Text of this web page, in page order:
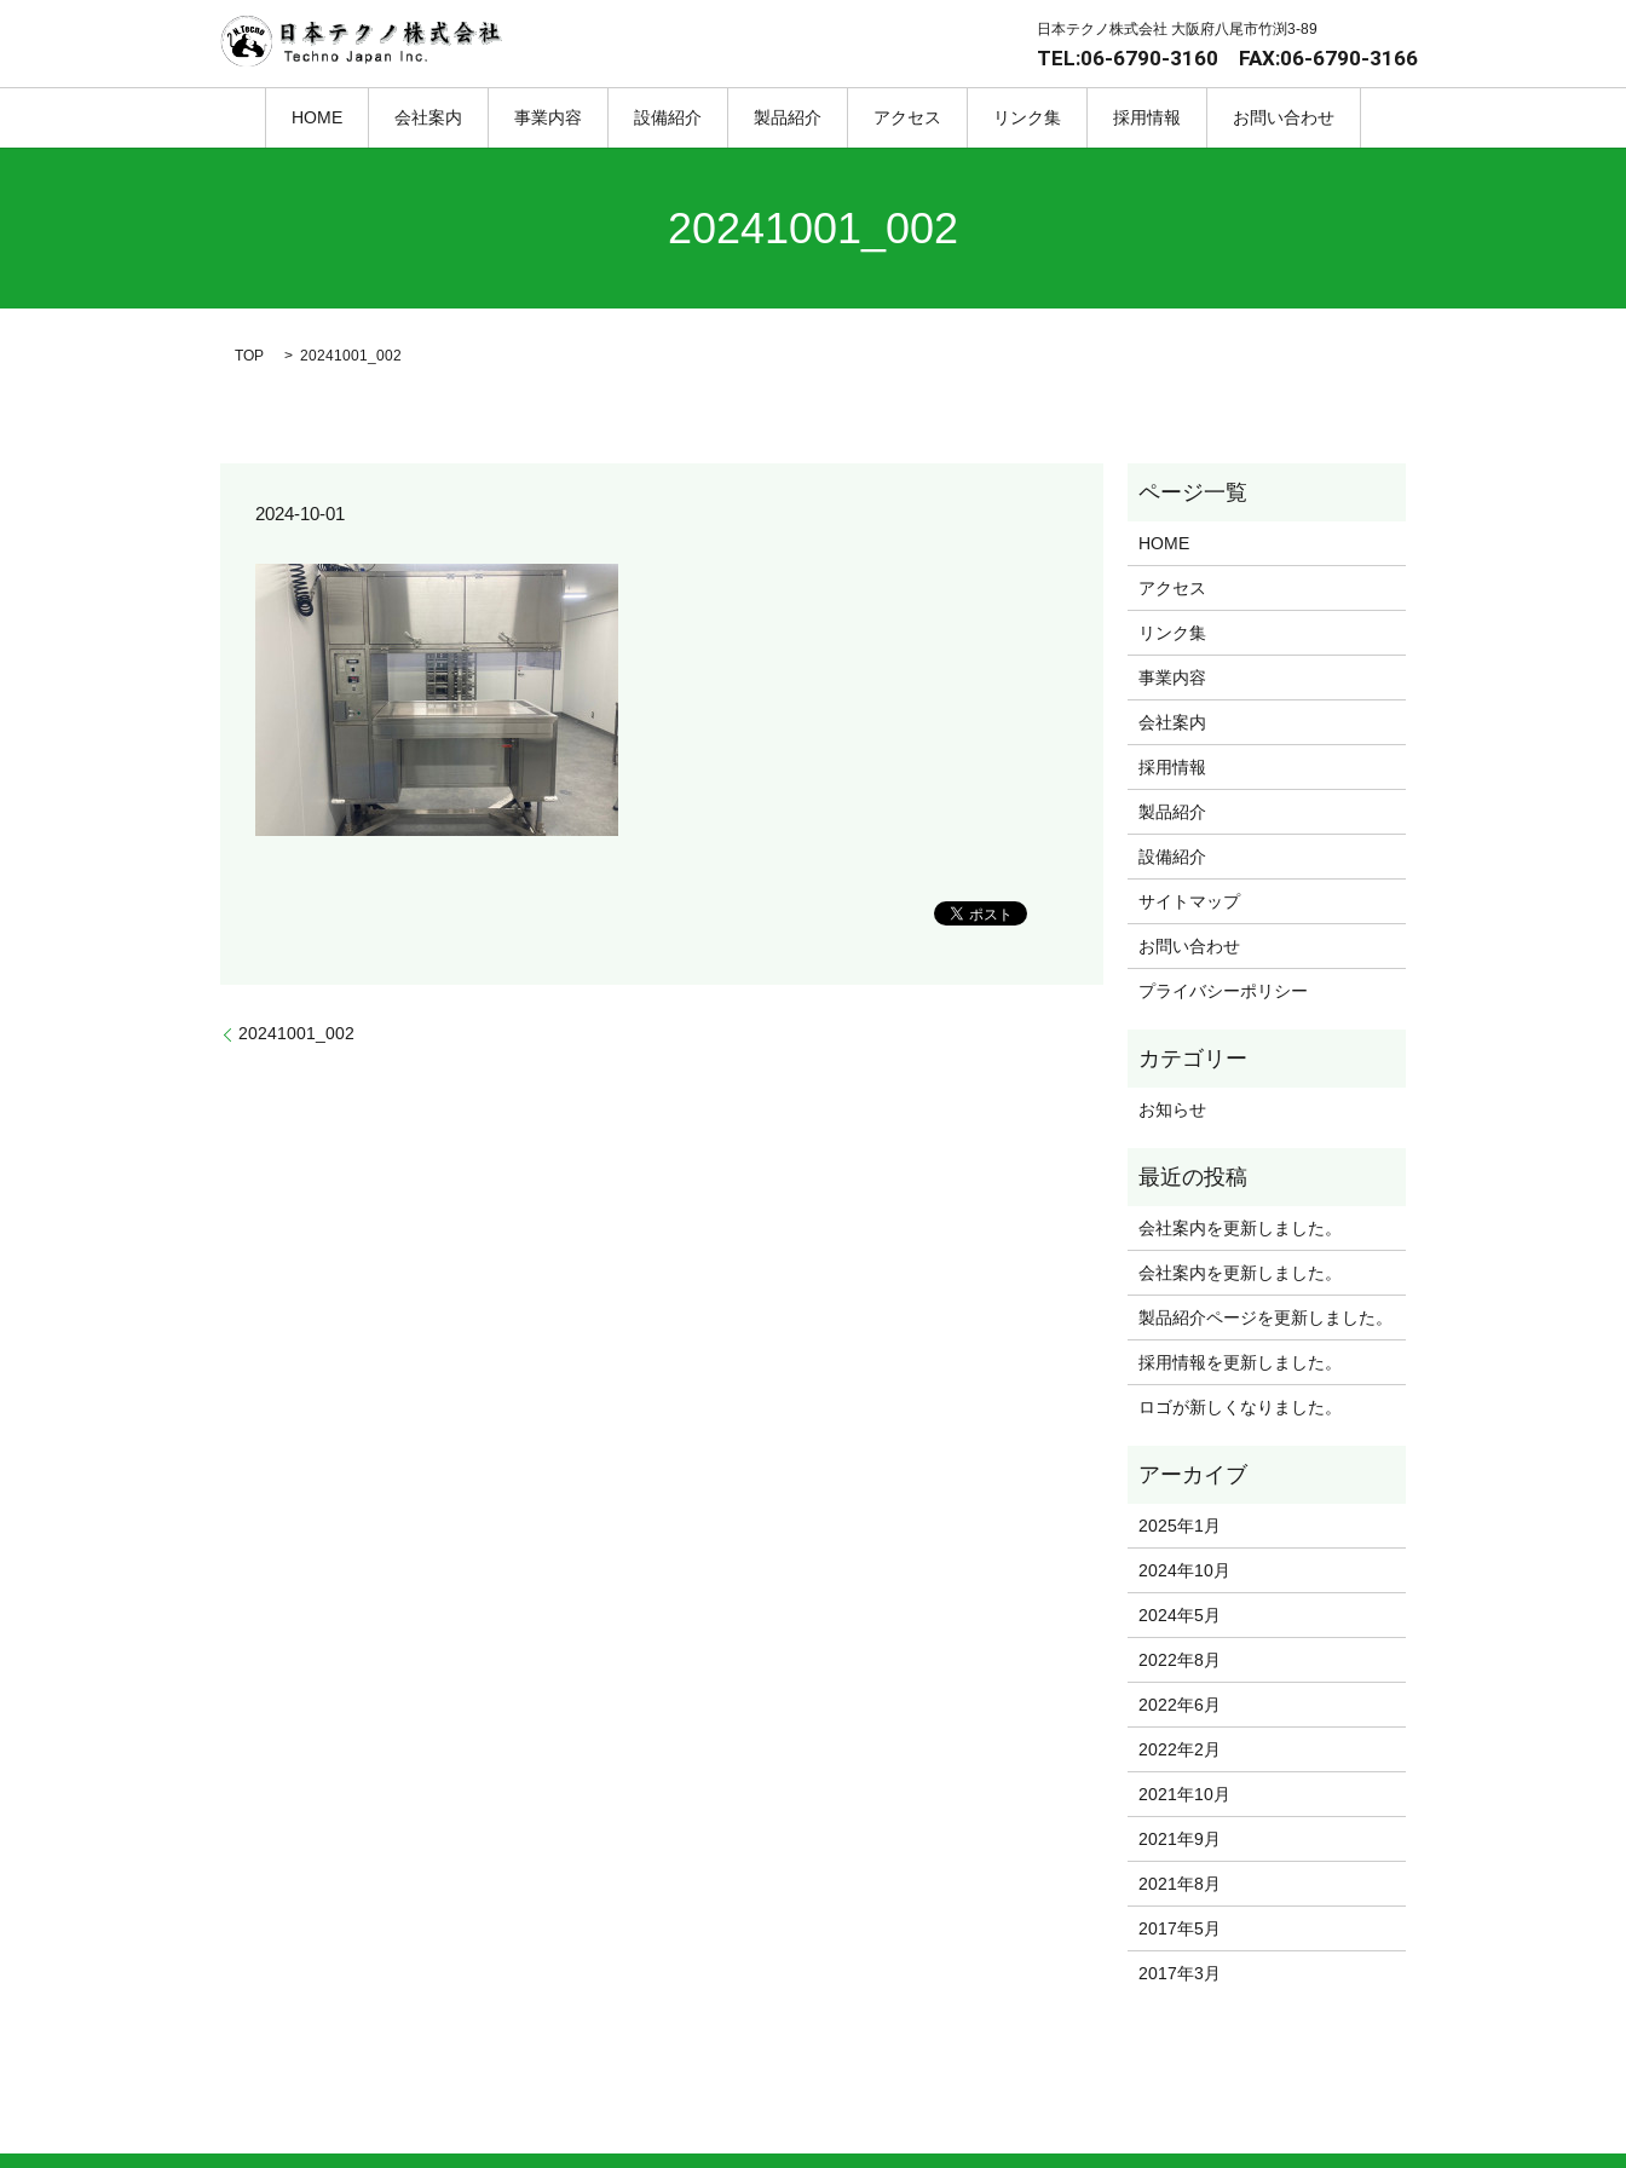
日本テクノ株式会社 大阪府八尾市竹渕3-89
TEL:06-6790-3160 FAX:06-6790-3166
HOME 会社案内 事業内容 設備紹介 製品紹介 アクセス リンク集 採用情報 お問い合わせ
20241001_002
TOP 20241001_002
2024-10-01
20241001_002
HOME
アクセス
リンク集
事業内容
会社案内
採用情報
製品紹介
設備紹介
サイトマップ
お問い合わせ
プライバシーポリシー
お知らせ
会社案内を更新しました。
会社案内を更新しました。
製品紹介ページを更新しました。
採用情報を更新しました。
ロゴが新しくなりました。
2025年1月
2024年10月
2024年5月
2022年8月
2022年6月
2022年2月
2021年10月
2021年9月
2021年8月
2017年5月
2017年3月